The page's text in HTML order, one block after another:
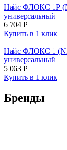
Найс ФЛОКС 1Р
универсальный
6 704 Р
Купить в 1 клик
Найс ФЛОКС 1
универсальный
5 063 Р
Купить в 1 клик
Бренды